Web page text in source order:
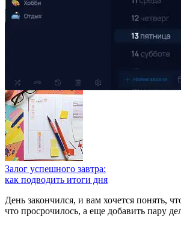
Залог успешного завтра:
как подводить итоги дня
День закончился, и вам хочется понять,
что просрочилось, а еще добавить пару